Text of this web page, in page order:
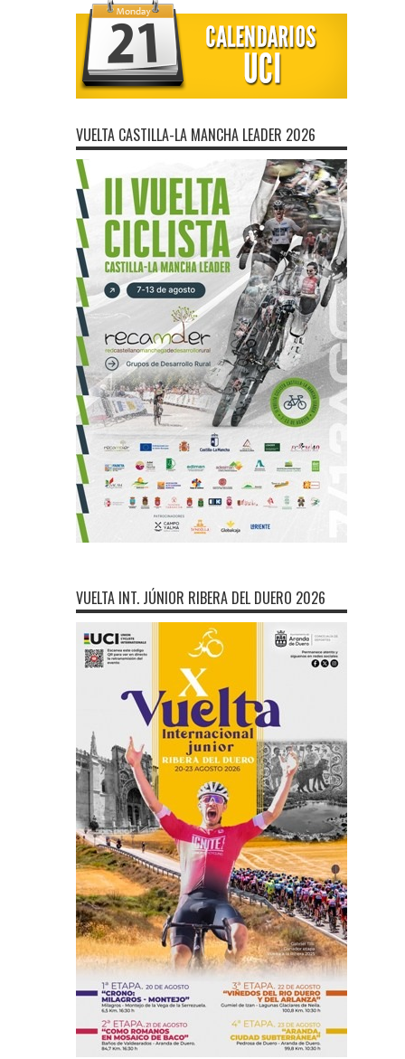
VUELTA CASTILLA-LA MANCHA LEADER 2026
VUELTA INT. JÚNIOR RIBERA DEL DUERO 2026